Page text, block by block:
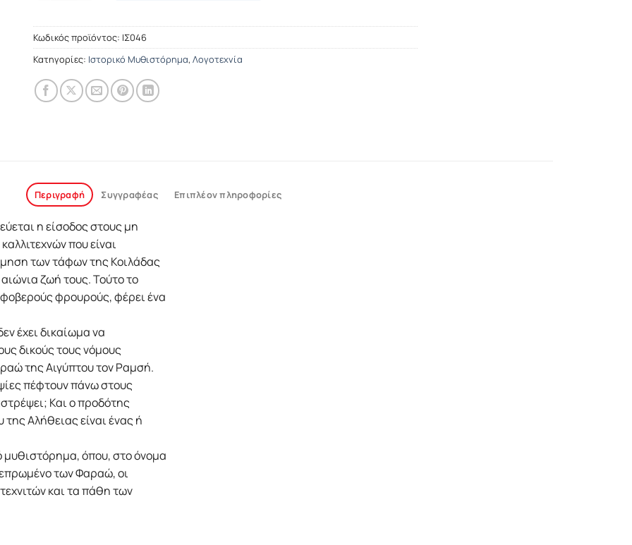
Κωδικός προϊόντος: ΙΣ046
Κατηγορίες: Ιστορικό Μυθιστόρημα,Λογοτεχνία
Περιγραφή Συγγραφέας Επιπλέον πληροφορίες
η είσοδος στους μη
που είναι
των τάφων της Κοιλάδας
ζωή τους. Τούτο το
φρουρούς, φέρει ένα
έχει δικαίωμα να
δικούς τους νόμους
της Αιγύπτου τον Ραμσή.
πέφτουν πάνω στους
Και ο προδότης
Αλήθειας είναι ένας ή
μυθιστόρημα, όπου, στο όνομα
των Φαραώ, οι
και τα πάθη των